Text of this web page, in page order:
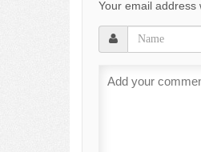
Your email address